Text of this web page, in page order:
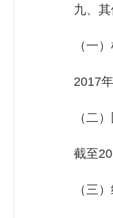
九、其
（一）
2017年
（二）
截至
（三）